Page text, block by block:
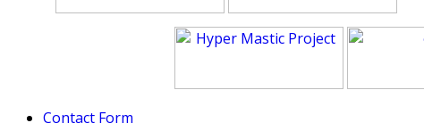
Contact Form